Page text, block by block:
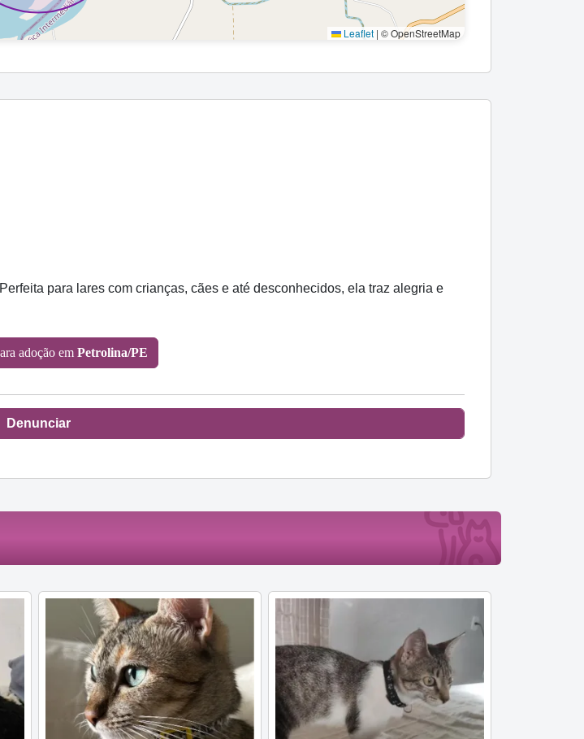
Leaflet | © OpenStreetMap
para lares com crianças, cães e até desconhecidos, ela traz alegria e
adoção em Petrolina/PE
Denunciar